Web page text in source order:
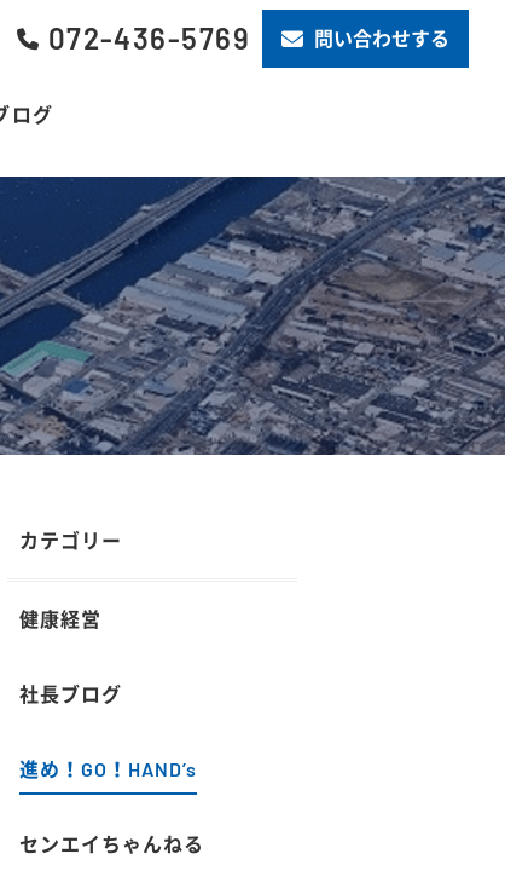
072-436-5769 問い合わせする
ログ
カテゴリー
健康経営
社長ブログ
進め！GO！HAND’s
センエイちゃんねる